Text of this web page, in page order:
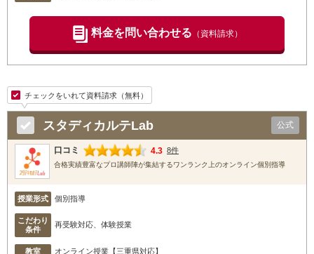
料金を問い合わせる （資料請求）
チェックをいれて資料請求（無料）
スタディカルテLab 公式
口コミ 4.3 8件
合格実績豊富なプロ講師陣が集結するワンランク上のオンライン個別指導
授業形式 個別指導
こだわり
条件
再受験対応、体験授業
教室 オンライン授業【三重県対応】